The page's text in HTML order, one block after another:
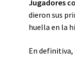
Jugadores
dieron sus
huella en la
En definitiva,